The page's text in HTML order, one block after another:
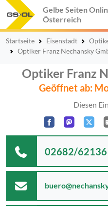
Gelbe Seiten
Österreich
Startseite Eisenstadt
Optiker Franz Nechansky
Optiker Franz
Geöffnet ab:
Diesen
02682/62136